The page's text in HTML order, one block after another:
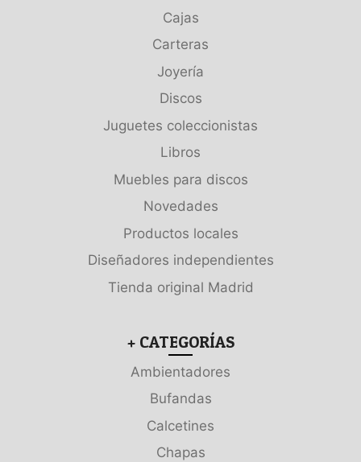
Cajas
Carteras
Joyería
Discos
Juguetes coleccionistas
Libros
Muebles para discos
Novedades
Productos locales
Diseñadores independientes
Tienda original Madrid
+ CATEGORÍAS
Ambientadores
Bufandas
Calcetines
Chapas